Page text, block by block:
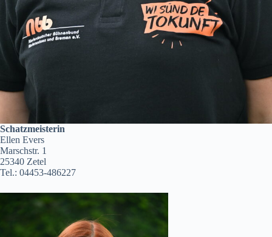
Schatzmeisterin
Ellen Evers
Marschstr. 1
25340 Zetel
Tel.: 04453-486227